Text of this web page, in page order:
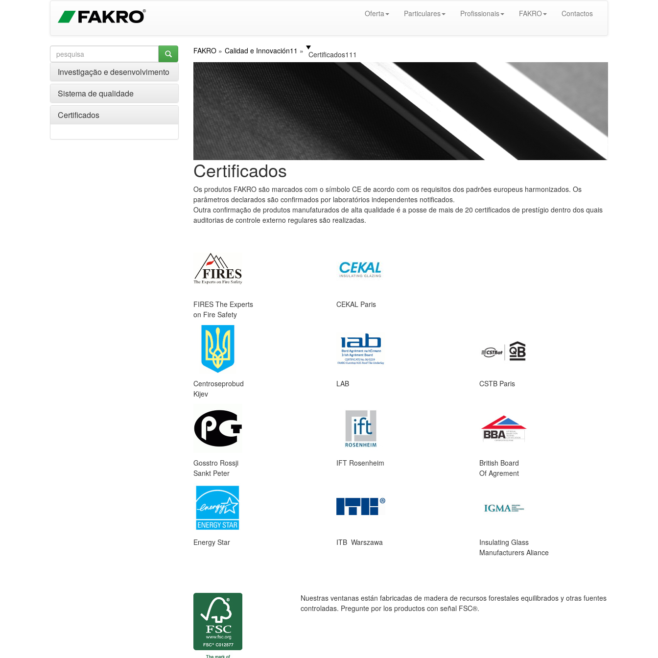
Oferta Particulares Profissionais FAKRO Contactos
FAKRO Calidad e Innovación11 Certificados111
Investigação e desenvolvimento
Sistema de qualidade
Certificados
Certificados
Os produtos FAKRO são marcados com o símbolo CE de acordo com os requisitos dos padrões europeus harmonizados. Os
parâmetros declarados são confirmados por laboratórios independentes notificados.
Outra confirmação de produtos manufaturados de alta qualidade é a posse de mais de 20 certificados de prestígio dentro dos quais
auditorias de controle externo regulares são realizadas.
FIRES The Experts
on Fire Safety
CEKAL Paris
Centroseprobud
Kijev
LAB CSTB Paris
Gosstro Rossji
Sankt Peter
IFT Rosenheim
British Board
Of Agrement
Energy Star ITB Warszawa
Insulating Glass
Manufacturers Aliance
Nuestras ventanas están fabricadas de madera de recursos forestales equilibrados y otras fuentes
controladas. Pregunte por los productos con señal FSC®.